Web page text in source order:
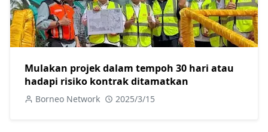
Mulakan projek dalam tempoh 30 hari atau
hadapi risiko kontrak ditamatkan
Borneo Network 2025/3/15